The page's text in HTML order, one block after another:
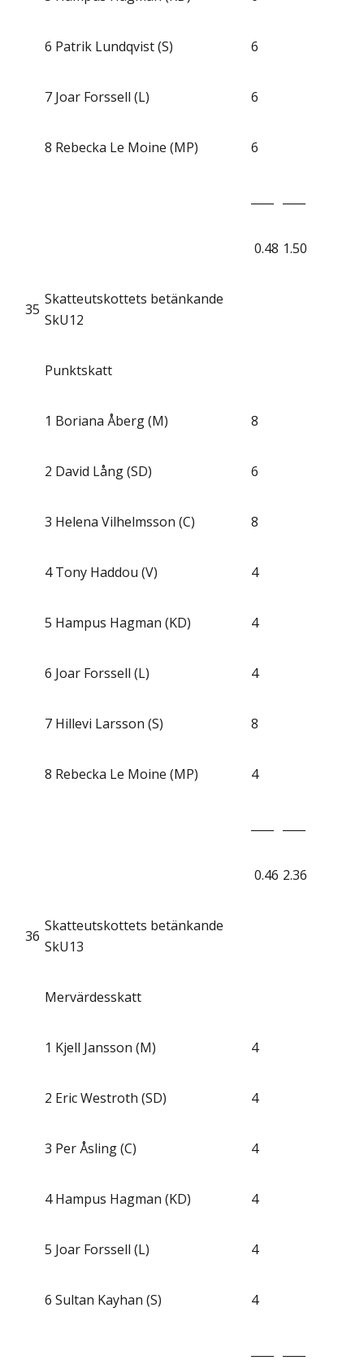
6 Patrik Lundqvist (S) 6
7 Joar Forssell (L) 6
8 Rebecka Le Moine (MP) 6
0.48 1.50
35
Skatteutskottets betänkande
SkU12
Punktskatt
1 Boriana Åberg (M) 8
2 David Lång (SD) 6
3 Helena Vilhelmsson (C) 8
4 Tony Haddou (V) 4
5 Hampus Hagman (KD) 4
6 Joar Forssell (L) 4
7 Hillevi Larsson (S) 8
8 Rebecka Le Moine (MP) 4
0.46 2.36
36
Skatteutskottets betänkande
SkU13
Mervärdesskatt
1 Kjell Jansson (M) 4
2 Eric Westroth (SD) 4
3 Per Åsling (C) 4
4 Hampus Hagman (KD) 4
5 Joar Forssell (L) 4
6 Sultan Kayhan (S) 4